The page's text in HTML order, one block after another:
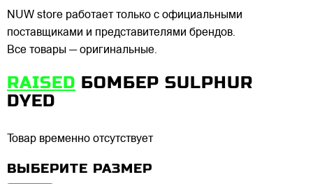
NUW store работает только с официальными
поставщиками и представителями брендов.
Все товары — оригинальные.
RAISED БОМБЕР SULPHUR
DYED
Товар временно отсутствует
ВЫБЕРИТЕ РАЗМЕР